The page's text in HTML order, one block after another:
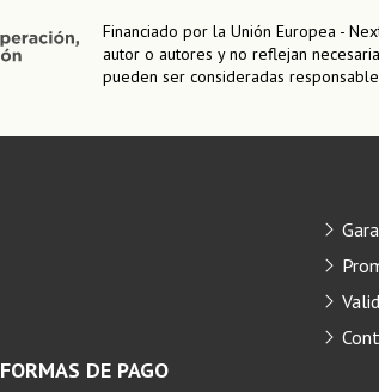
Financiado por la Unión Europea -
autor o autores y no reflejan
pueden ser consideradas
FORMAS DE PAGO